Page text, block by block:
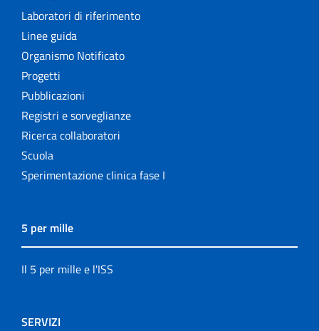
Laboratori di riferimento
Linee guida
Organismo Notificato
Progetti
Pubblicazioni
Registri e sorveglianze
Ricerca collaboratori
Scuola
Sperimentazione clinica fase I
5 per mille
Il 5 per mille e l'ISS
SERVIZI